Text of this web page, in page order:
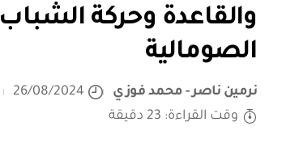
والقاعدة وحركة الشباب
الصومالية
نرمين ناصر - محمد فوزي
26/08/2024
وقت القراءة: 23 دقيقة